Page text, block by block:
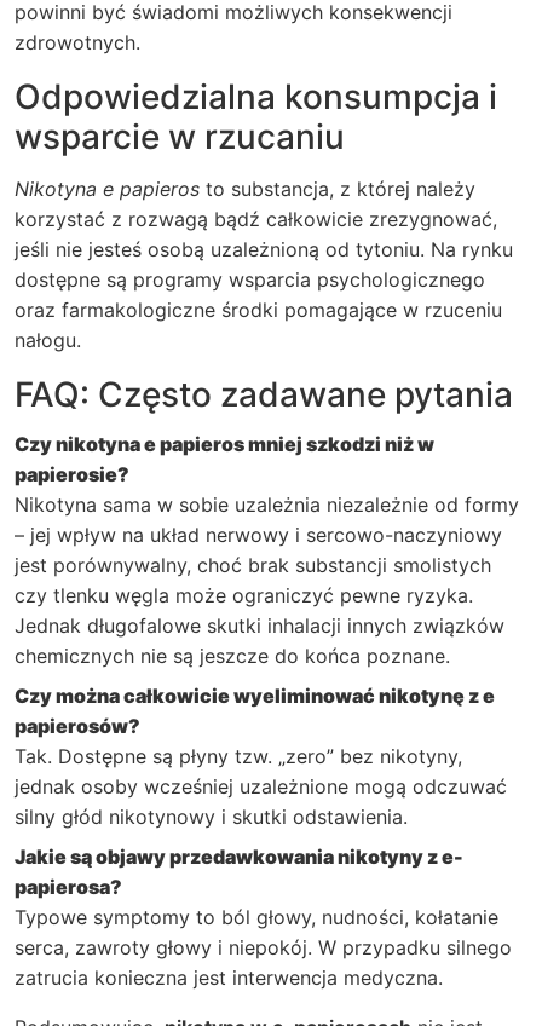
powinni być świadomi możliwych konsekwencji
zdrowotnych.
Odpowiedzialna konsumpcja i
wsparcie w rzucaniu
Nikotyna e papieros to substancja, z której należy
korzystać z rozwagą bądź całkowicie zrezygnować,
jeśli nie jesteś osobą uzależnioną od tytoniu. Na rynku
dostępne są programy wsparcia psychologicznego
oraz farmakologiczne środki pomagające w rzuceniu
nałogu.
FAQ: Często zadawane pytania
Czy nikotyna e papieros mniej szkodzi niż w
papierosie?
Nikotyna sama w sobie uzależnia niezależnie od formy
– jej wpływ na układ nerwowy i sercowo-naczyniowy
jest porównywalny, choć brak substancji smolistych
czy tlenku węgla może ograniczyć pewne ryzyka.
Jednak długofalowe skutki inhalacji innych związków
chemicznych nie są jeszcze do końca poznane.
Czy można całkowicie wyeliminować nikotynę z e
papierosów?
Tak. Dostępne są płyny tzw. „zero” bez nikotyny,
jednak osoby wcześniej uzależnione mogą odczuwać
silny głód nikotynowy i skutki odstawienia.
Jakie są objawy przedawkowania nikotyny z e-
papierosa?
Typowe symptomy to ból głowy, nudności, kołatanie
serca, zawroty głowy i niepokój. W przypadku silnego
zatrucia konieczna jest interwencja medyczna.